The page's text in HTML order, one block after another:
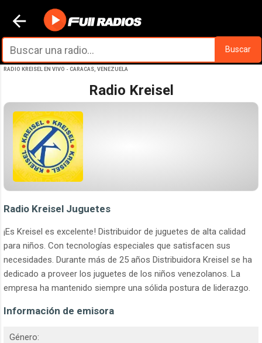
Ir al contenido principal
Buscar
RADIO KREISEL EN VIVO - CARACAS, VENEZUELA
Radio Kreisel
Radio Kreisel Juguetes
¡Es Kreisel es excelente! Distribuidor de juguetes de alta calidad
para niños. Con tecnologías especiales que satisfacen sus
necesidades. Durante más de 25 años Distribuidora Kreisel se ha
dedicado a proveer los juguetes de los niños venezolanos. La
empresa ha mantenido siempre una sólida postura de liderazgo.
Información de emisora
Género: